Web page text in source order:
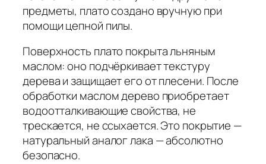
предметы, плато создано вручную при
помощи цепной пилы.
Поверхность плато покрыта льняным
маслом: оно подчёркивает текстуру
дерева и защищает его от плесени. После
обработки маслом дерево приобретает
водоотталкивающие свойства, не
трескается, не ссыхается. Это покрытие —
натуральный аналог лака — абсолютно
безопасно.